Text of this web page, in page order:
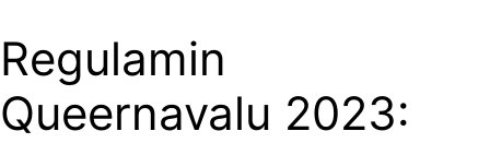
Regulamin
Queernavalu 2023: